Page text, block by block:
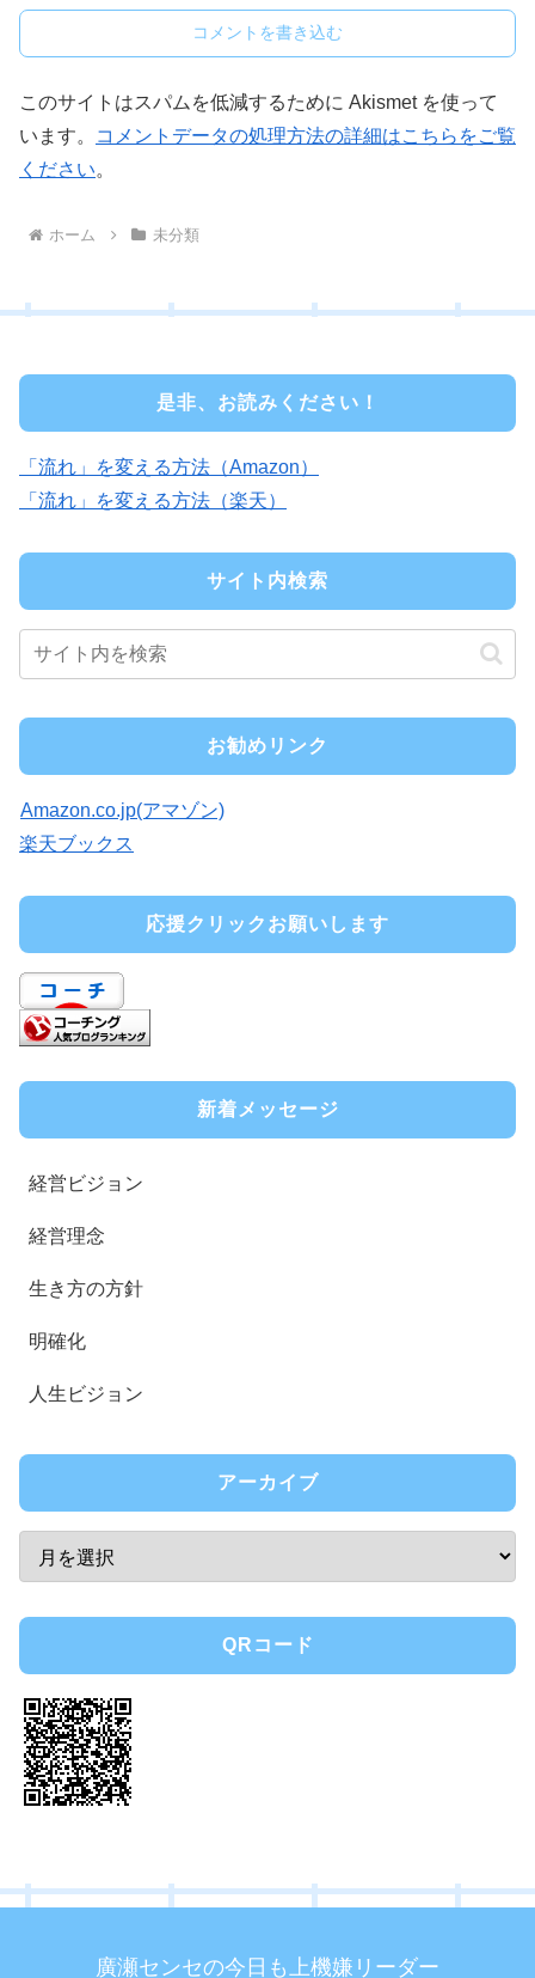
コメントを書き込む
このサイトはスパムを低減するために Akismet を使って
います。
コメントデータの処理方法の詳細はこちらをご覧
ください。
ホーム 未分類
是非、お読みください！
「流れ」を変える方法（Amazon）
「流れ」を変える方法（楽天）
サイト内検索
お勧めリンク
Amazon.co.jp(アマゾン)
楽天ブックス
応援クリックお願いします
新着メッセージ
経営ビジョン
経営理念
生き方の方針
明確化
人生ビジョン
アーカイブ
QRコード
廣瀬センセの今日も上機嫌リーダー